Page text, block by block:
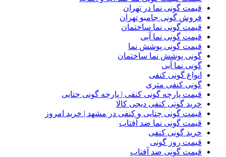
قیمت گونی نما در تهران
فروش گونی جامبو تهران
قیمت گونی نما ساختمان
قیمت گونی نما آبی
قیمت گونی پوشش نما
گونی پوشش نما ساختمان
گونی نما آبی
انواع گونی کنفی
گونی کنفی متری
قیمت پارچه گونی کنفی | پارچه گونی چتایی
خرید گونی کنفی دیجی کالا
قیمت گونی چتایی و کنفی در مشهد | خرید امروز
قیمت گونی نما ضد آفتاب
خرید گونی کنفی
قیمت روز گونی
قیمت گونی ضد آفتاب